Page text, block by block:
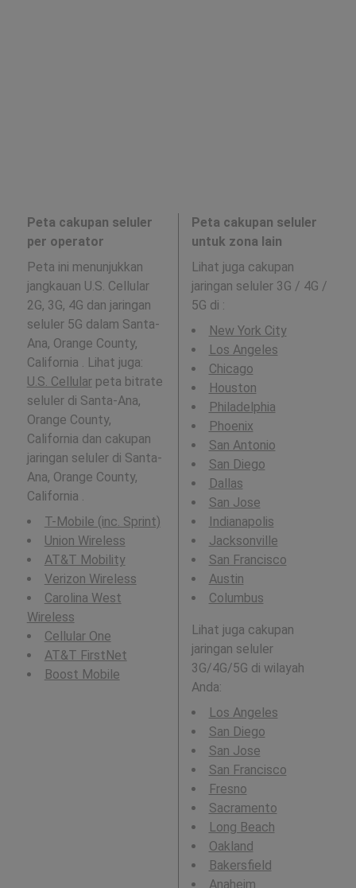
Peta cakupan seluler
per operator
Peta ini menunjukkan
jangkauan U.S. Cellular
2G, 3G, 4G dan jaringan
seluler 5G dalam Santa-
Ana, Orange County,
California . Lihat juga:
U.S. Cellularpeta bitrate
seluler di Santa-Ana,
Orange County,
California dan cakupan
jaringan seluler di Santa-
Ana, Orange County,
California .
T-Mobile (inc. Sprint)
Union Wireless
AT&T Mobility
Verizon Wireless
Carolina West
Wireless
Cellular One
AT&T FirstNet
Boost Mobile
Peta cakupan seluler
untuk zona lain
Lihat juga cakupan
jaringan seluler 3G / 4G /
5G di :
New York City
Los Angeles
Chicago
Houston
Philadelphia
Phoenix
San Antonio
San Diego
Dallas
San Jose
Indianapolis
Jacksonville
San Francisco
Austin
Columbus
Lihat juga cakupan
jaringan seluler
3G/4G/5G di wilayah
Anda:
Los Angeles
San Diego
San Jose
San Francisco
Fresno
Sacramento
Long Beach
Oakland
Bakersfield
Anaheim